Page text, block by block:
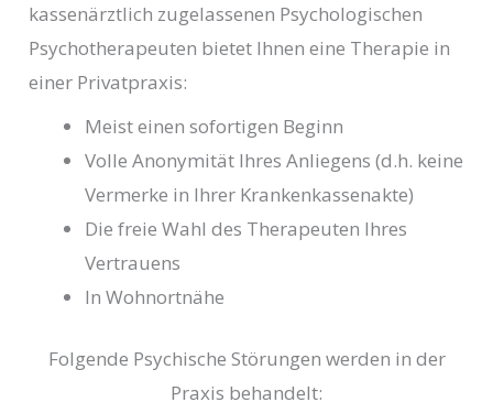
kassenärztlich zugelassenen Psychologischen
Psychotherapeuten bietet Ihnen eine Therapie in
einer Privatpraxis:
Meist einen sofortigen Beginn
Volle Anonymität Ihres Anliegens (d.h. keine
Vermerke in Ihrer Krankenkassenakte)
Die freie Wahl des Therapeuten Ihres
Vertrauens
In Wohnortnähe
Folgende Psychische Störungen werden in der
Praxis behandelt: